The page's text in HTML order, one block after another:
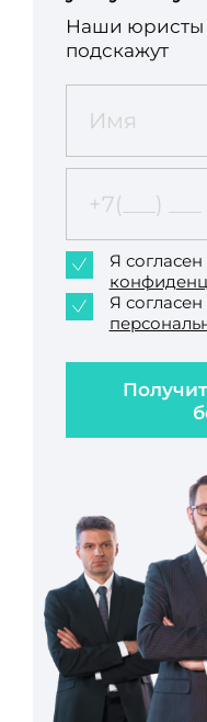
Наши юристы
подскажут
Я согласен
Я согласен